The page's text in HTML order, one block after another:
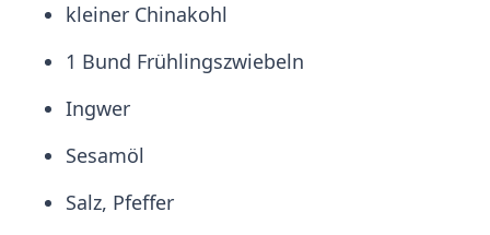
kleiner Chinakohl
1 Bund Frühlingszwiebeln
Ingwer
Sesamöl
Salz, Pfeffer